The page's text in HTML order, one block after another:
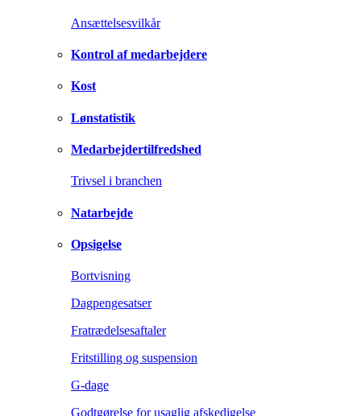
Ansættelsesvilkår
Kontrol af medarbejdere
Kost
Lønstatistik
Medarbejdertilfredshed
Trivsel i branchen
Natarbejde
Opsigelse
Bortvisning
Dagpengesatser
Fratrædelsesaftaler
Fritstilling og suspension
G-dage
Godtgørelse for usaglig afskedigelse